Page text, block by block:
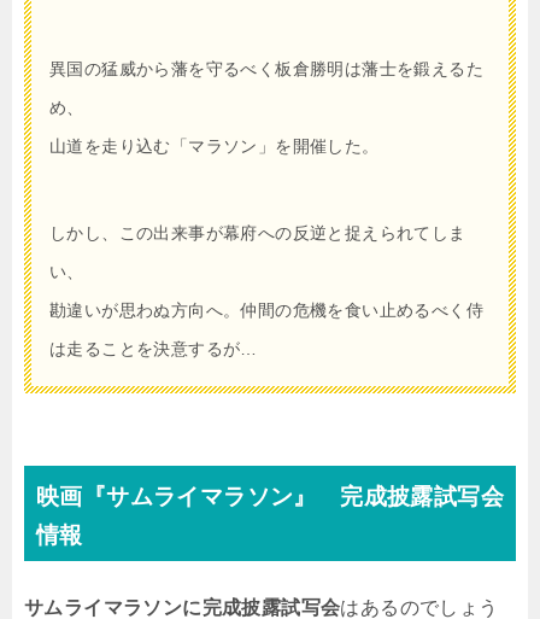
異国の猛威から藩を守るべく板倉勝明は藩士を鍛えるた
め、
山道を走り込む「マラソン」を開催した。
しかし、この出来事が幕府への反逆と捉えられてしま
い、
勘違いが思わぬ方向へ。仲間の危機を食い止めるべく侍
は走ることを決意するが…
映画『サムライマラソン』 完成披露試写会
情報
サムライマラソンに完成披露試写会はあるのでしょう